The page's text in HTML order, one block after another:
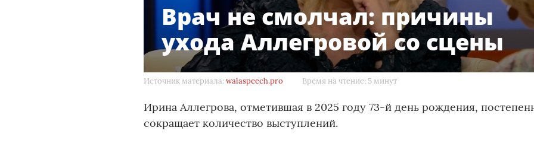
Врач не смолчал: причины
ухода Аллегровой со сцены
Источник материала:walaspeech.pro Время на чтение: 5 минут
Ирина Аллегрова, отметившая в 2025 году 73-й день рождения,
сокращает количество выступлений.